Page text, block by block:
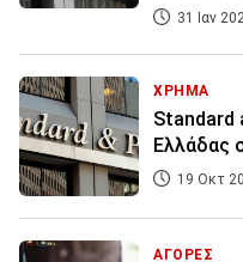
31 Ιαν
ΧΡΗΜΑ
Standard
Ελλάδας
19 Οκτ
ΑΓΟΡΕΣ